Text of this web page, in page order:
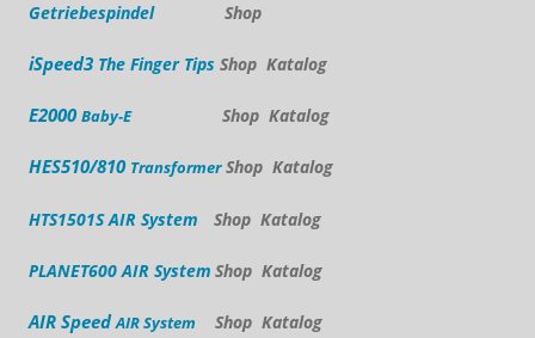
Getriebespindel Shop
iSpeed3 The Finger Tips Shop Katalog
E2000 Baby-E Shop Katalog
HES510/810 Transformer Shop Katalog
HTS1501SAIR System Shop Katalog
PLANET600AIR System Shop Katalog
AIR SpeedAIR System Shop Katalog